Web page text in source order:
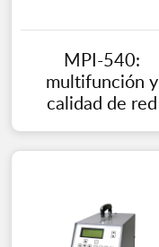
MPI-540:
multifunción y
calidad de red